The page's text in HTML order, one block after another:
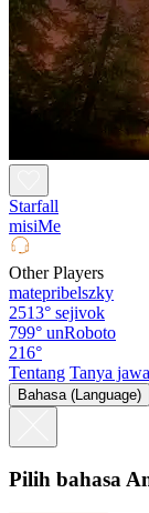
Starfall
misiMe
Other Players
matepribelszky
2513° sejivok
799° unRoboto
216°
Tentang Tanya
Bahasa (Language)
Pilih bahasa